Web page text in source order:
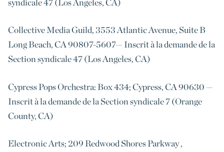
syndicale 47 (Los Angeles, CA)
Collective Media Guild, 3553 Atlantic Avenue, Suite B
Long Beach, CA 90807-5607— Inscrit à la demande de la
Section syndicale 47 (Los Angeles, CA)
Cypress Pops Orchestra: Box 434; Cypress, CA 90630 —
Inscrit à la demande de la Section syndicale 7 (Orange
County, CA)
Electronic Arts; 209 Redwood Shores Parkway ,